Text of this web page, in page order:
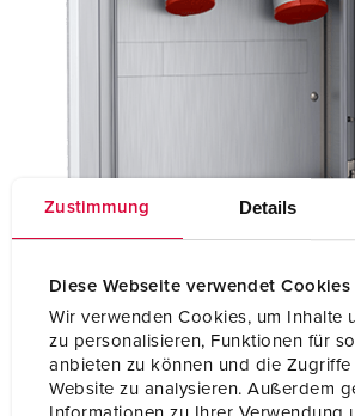
Zustimmung Details
Diese Webseite verwendet Cookies
Wir verwenden Cookies, um Inhalte
zu personalisieren, Funktionen für
anbieten zu können und die Zugriffe
Website zu analysieren. Außerdem